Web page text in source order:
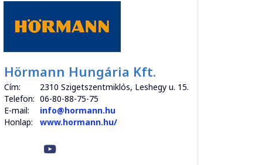
Hörmann Hungária Kft.
Cím:
2310 Szigetszentmiklós, Leshegy u. 15.
Telefon: 06-80-88-75-75
E-mail:
info@hormann.hu
Honlap:
www.hormann.hu/